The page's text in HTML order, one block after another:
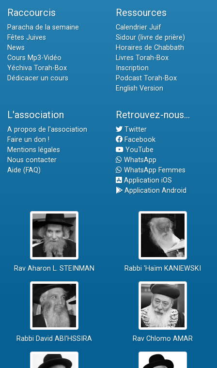
Raccourcis
Paracha de la semaine
Fêtes Juives
News
Cours Mp3-Vidéo
Yéchiva Torah-Box
Dédicacer un cours
Ressources
Calendrier Juif
Sidour (livre de prière)
Horaires de Chabbath
Livres Torah-Box
Inscription
Podcast Torah-Box
English Version
L'association
A propos de l'association
Faire un don !
Mentions légales
Nous contacter
Aide (FAQ)
Retrouvez-nous...
Twitter
Facebook
YouTube
WhatsApp
WhatsApp Femmes
Application iOS
Application Android
Rav Aharon L. STEINMAN Rabbi 'Haïm KANIEWSKI
Rabbi David ABI'HSSIRA Rav Chlomo AMAR